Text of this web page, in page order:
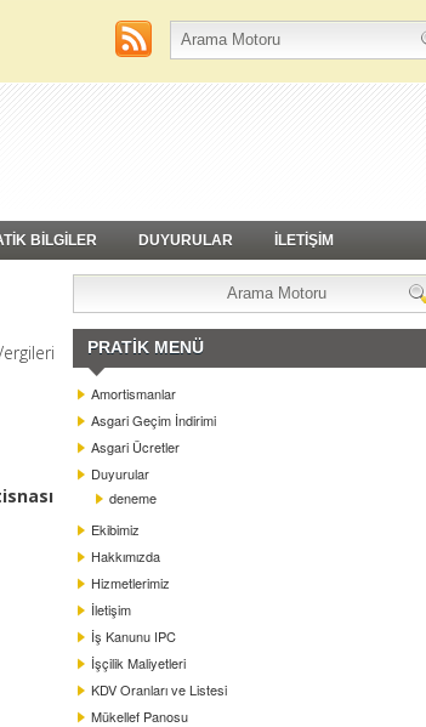
BİLGİLER DUYURULAR İLETİŞİM
PRATIK MENÜ
Amortismanlar
Asgari Geçim İndirimi
Asgari Ücretler
Duyurular
deneme
Ekibimiz
Hakkımızda
Hizmetlerimiz
İletişim
İş Kanunu IPC
İşçilik Maliyetleri
KDV Oranları ve Listesi
Mükellef Panosu